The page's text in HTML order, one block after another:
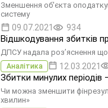
Зменшення об'єкта
систему
09.07.2021 934
Відшкодування збитків
ДПСУ надала роз’яснення
Аналітика 12.03.2021
Збитки минулих
Чи можна зменшити
хвилин»